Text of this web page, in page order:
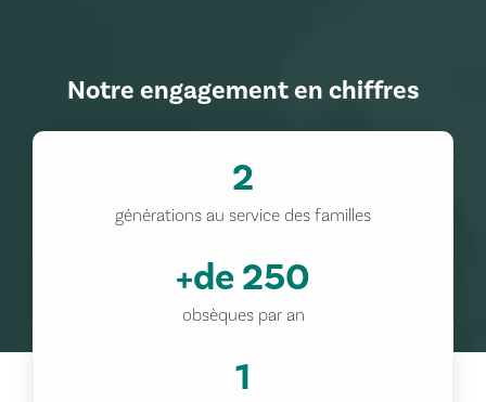
Notre engagement en chiffres
2
générations au service des familles
+de 250
obsèques par an
1